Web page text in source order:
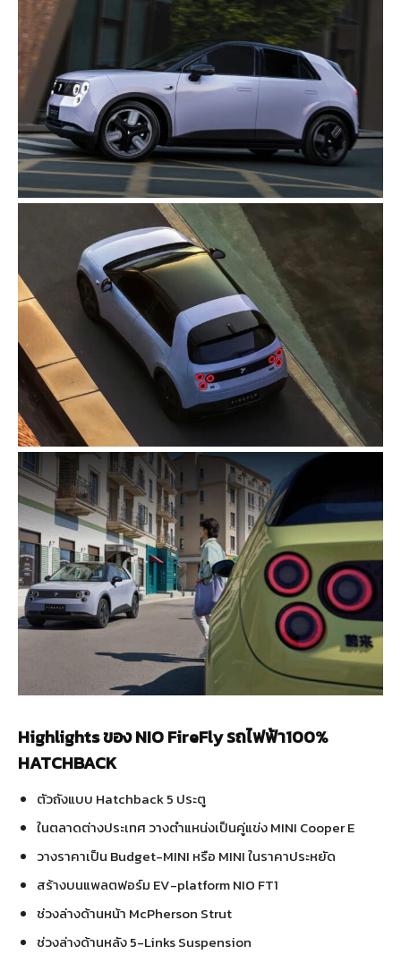
Highlights ของ NIO FireFly รถไฟฟ้า100%
HATCHBACK
ตัวถังแบบ Hatchback 5 ประตู
ในตลาดต่างประเทศ วางตำแหน่งเป็นคู่แข่ง MINI Cooper E
วางราคาเป็น Budget-MINI หรือ MINI ในราคาประหยัด
สร้างบนแพลตฟอร์ม EV-platform NIO FT1
ช่วงล่างด้านหน้า McPherson Strut
ช่วงล่างด้านหลัง 5-Links Suspension